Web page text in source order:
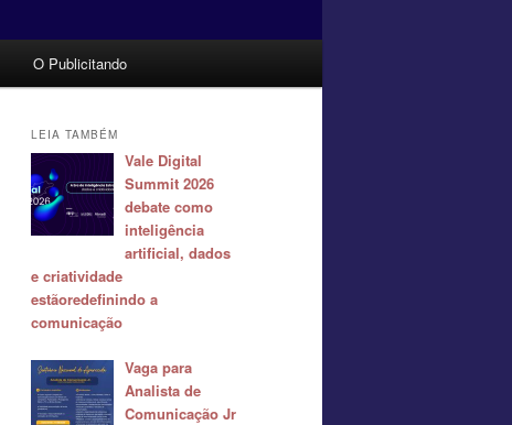
O Publicitando
LEIA TAMBÉM
Vale Digital
Summit 2026
debate como
inteligência
artificial, dados
e criatividade
estãoredefinindo a
comunicação
Vaga para
Analista de
Comunicação Jr